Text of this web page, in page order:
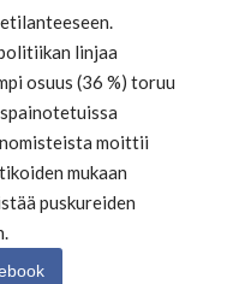
linjaa
osuus (36 %) toruu
moittii
mukaan
puskureiden